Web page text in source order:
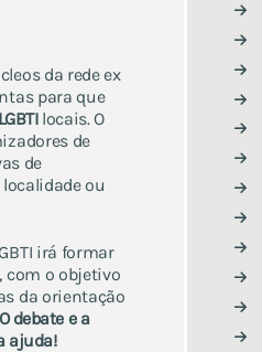
da rede ex
para que
locais. O
de
de
ou
irá formar
com o objetivo
da orientação
O debate e a
ajuda!